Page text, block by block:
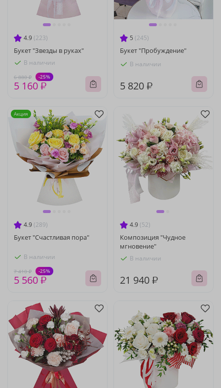
4.9 (223)
Букет "Звезды в руках"
В наличии
6 880 ₽ -25%
5 160 ₽
5 (245)
Букет "Пробуждение"
В наличии
5 820 ₽
4.9 (289)
Букет "Счастливая пора"
В наличии
7 410 ₽ -25%
5 560 ₽
Акция
4.9 (52)
Композиция "Чудное
мгновение"
В наличии
21 940 ₽